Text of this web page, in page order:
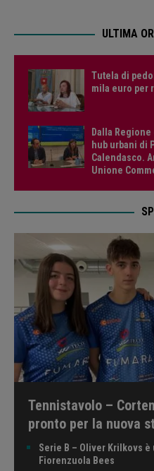
ULTIMA
Tutela di
mila euro per
Dalla
hub urbani di
Calendasco.
Unione
Tennistavolo –
pronto per la nuova
Serie B – Oliver Krilkovs
Fiorenzuola Bees